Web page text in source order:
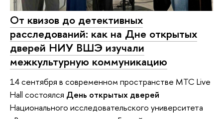
От квизов до детективных
расследований: как на Дне открытых
дверей НИУ ВШЭ изучали
межкультурную коммуникацию
14 сентября в современном пространстве MTC Live
Hall состоялся День открытых дверей
Национального исследовательского университета